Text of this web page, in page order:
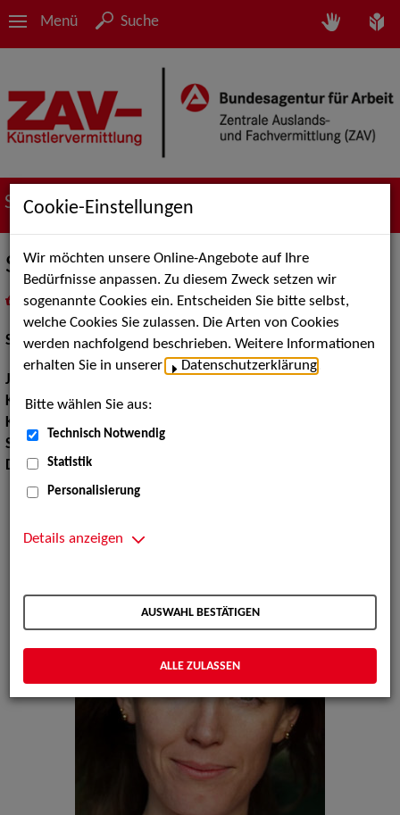
Menü Suche
Suche nach Künstler*innen
Simone Krischke
als PDF speichern
inMeine Merklistelegen
Schauspiel:Film und TV
Jahrgang:
Körpergröße:165 cm
Konfektionsgröße:
Sprachen:
Englisch, Spanisch
Dialekte:Bayerisch
Cookie-Einstellungen
Wir möchten unsere Online-Angebote auf Ihre
Bedürfnisse anpassen. Zu diesem Zweck setzen wir
sogenannte Cookies ein. Entscheiden Sie bitte selbst,
welche Cookies Sie zulassen. Die Arten von Cookies
werden nachfolgend beschrieben. Weitere Informationen
erhalten Sie in unserer
Datenschutzerklärung
Bitte wählen Sie aus:
Technisch Notwendig
Statistik
Personalisierung
Details anzeigen
AUSWAHL BESTÄTIGEN
ALLE ZULASSEN